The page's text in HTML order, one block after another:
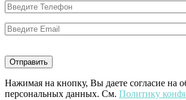
Нажимая на кнопку, Вы даете согласие на
персональных данных. См. Политику